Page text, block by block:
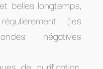
belles longtemps,
(les
négatives